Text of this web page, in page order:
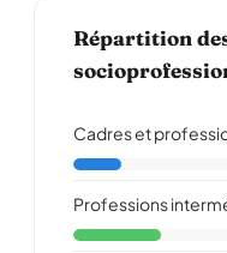
Répartition
Cadres et
Professions